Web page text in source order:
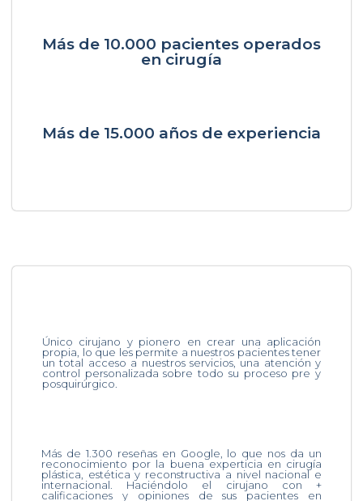
Más de 10.000 pacientes operados
en cirugía
Más de 15.000 años de experiencia
Único cirujano y pionero en crear una aplicación
propia, lo que les permite a nuestros pacientes tener
un total acceso a nuestros servicios, una atención y
control personalizada sobre todo su proceso pre y
posquirúrgico.
Más de 1.300 reseñas en Google, lo que nos da un
reconocimiento por la buena experticia en cirugía
plástica, estética y reconstructiva a nivel nacional e
internacional. Haciéndolo el cirujano con +
calificaciones y opiniones de sus pacientes en